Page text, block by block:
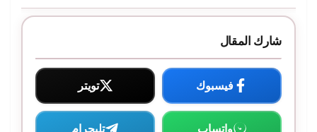
شارك المقال
فيسبوك تويتر
واتساب تليجرام